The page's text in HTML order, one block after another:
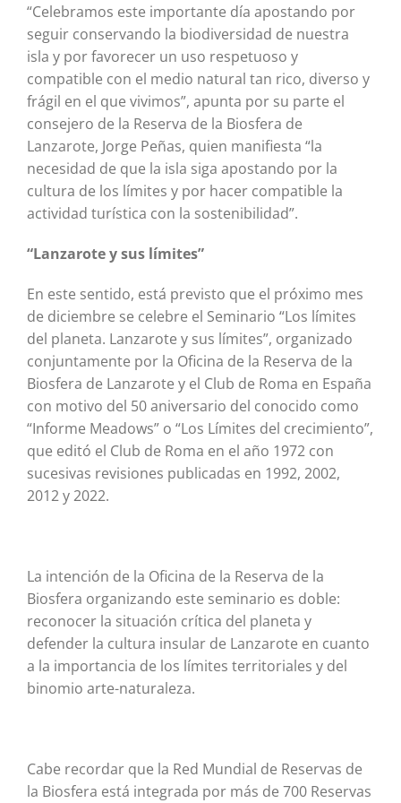
“Celebramos este importante día apostando por
seguir conservando la biodiversidad de nuestra
isla y por favorecer un uso respetuoso y
compatible con el medio natural tan rico, diverso y
frágil en el que vivimos”, apunta por su parte el
consejero de la Reserva de la Biosfera de
Lanzarote, Jorge Peñas, quien manifiesta “la
necesidad de que la isla siga apostando por la
cultura de los límites y por hacer compatible la
actividad turística con la sostenibilidad”.
“Lanzarote y sus límites”
En este sentido, está previsto que el próximo mes
de diciembre se celebre el Seminario “Los límites
del planeta. Lanzarote y sus límites”, organizado
conjuntamente por la Oficina de la Reserva de la
Biosfera de Lanzarote y el Club de Roma en España
con motivo del 50 aniversario del conocido como
“Informe Meadows” o “Los Límites del crecimiento”,
que editó el Club de Roma en el año 1972 con
sucesivas revisiones publicadas en 1992, 2002,
2012 y 2022.
La intención de la Oficina de la Reserva de la
Biosfera organizando este seminario es doble:
reconocer la situación crítica del planeta y
defender la cultura insular de Lanzarote en cuanto
a la importancia de los límites territoriales y del
binomio arte-naturaleza.
Cabe recordar que la Red Mundial de Reservas de
la Biosfera está integrada por más de 700 Reservas